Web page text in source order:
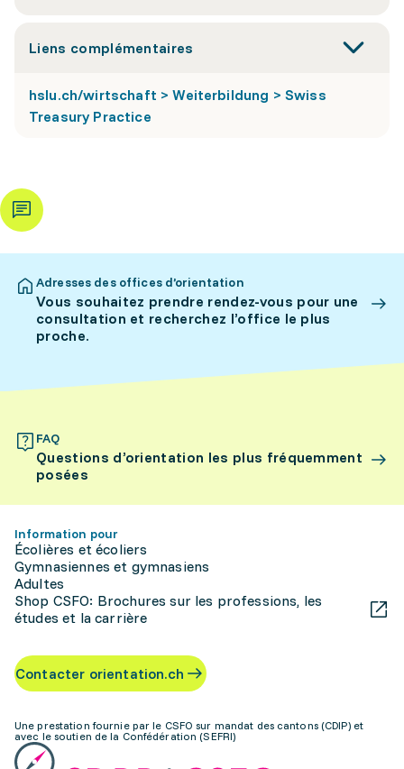
Liens complémentaires
hslu.ch/wirtschaft > Weiterbildung > Swiss
Treasury Practice
Adresses des offices d’orientation
Vous souhaitez prendre rendez-vous pour une
consultation et recherchez l’office le plus
proche.
FAQ
Questions d’orientation les plus fréquemment
posées
Information pour
Écolières et écoliers
Gymnasiennes et gymnasiens
Adultes
Shop CSFO: Brochures sur les professions, les
études et la carrière
Contacter orientation.ch
Une prestation fournie par le CSFO sur mandat des cantons (CDIP) et
avec le soutien de la Confédération (SEFRI)